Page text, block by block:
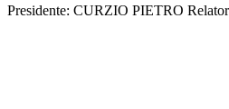
Presidente: CURZIO PIETRO